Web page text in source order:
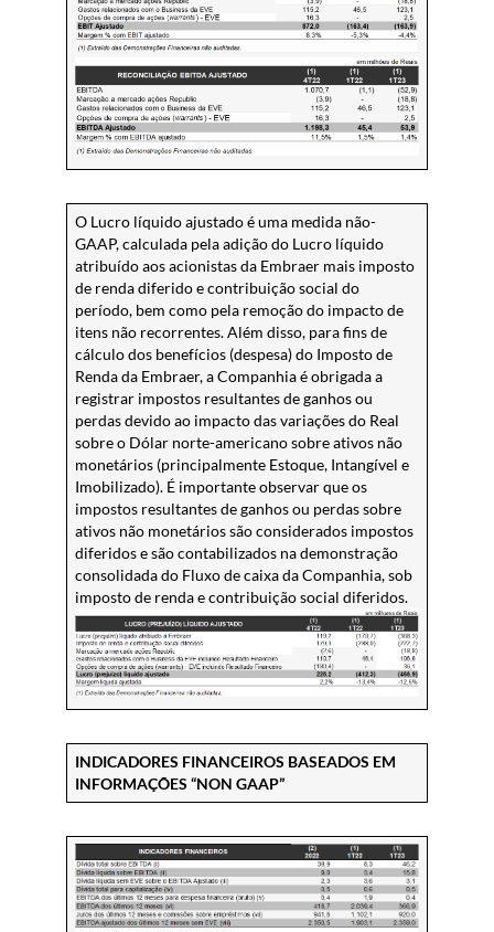
O Lucro líquido ajustado é uma medida não-
GAAP, calculada pela adição do Lucro líquido
atribuído aos acionistas da Embraer mais imposto
de renda diferido e contribuição social do
período, bem como pela remoção do impacto de
itens não recorrentes. Além disso, para fins de
cálculo dos benefícios (despesa) do Imposto de
Renda da Embraer, a Companhia é obrigada a
registrar impostos resultantes de ganhos ou
perdas devido ao impacto das variações do Real
sobre o Dólar norte-americano sobre ativos não
monetários (principalmente Estoque, Intangível e
Imobilizado). É importante observar que os
impostos resultantes de ganhos ou perdas sobre
ativos não monetários são considerados impostos
diferidos e são contabilizados na demonstração
consolidada do Fluxo de caixa da Companhia, sob
imposto de renda e contribuição social diferidos.
INDICADORES FINANCEIROS BASEADOS EM
INFORMAÇÕES “NON GAAP”